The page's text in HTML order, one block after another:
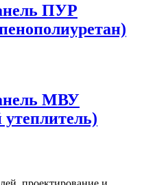
ПУР
МВУ